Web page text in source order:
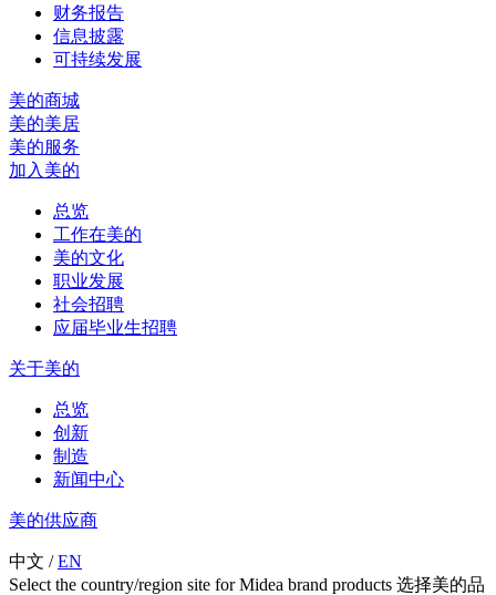
财务报告
信息披露
可持续发展
美的商城
美的美居
美的服务
加入美的
总览
工作在美的
美的文化
职业发展
社会招聘
应届毕业生招聘
关于美的
总览
创新
制造
新闻中心
美的供应商
中文 / EN
Select the country/region site for Midea brand products 选择美的品